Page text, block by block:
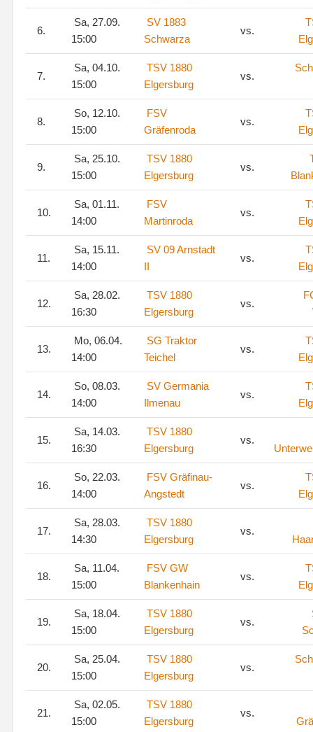
6.
Sa, 27.09.
15:00
SV 1883
Schwarza
vs.
7.
Sa, 04.10.
15:00
TSV 1880
Elgersburg
vs.
8.
So, 12.10.
15:00
FSV
Gräfenroda
vs.
9.
Sa, 25.10.
15:00
TSV 1880
Elgersburg
vs.
10.
Sa, 01.11.
14:00
FSV
Martinroda
vs.
11.
Sa, 15.11.
14:00
SV 09 Arnstadt
II
vs.
12.
Sa, 28.02.
16:30
TSV 1880
Elgersburg
vs.
13.
Mo, 06.04.
14:00
SG Traktor
Teichel
vs.
14.
So, 08.03.
14:00
SV Germania
Ilmenau
vs.
15.
Sa, 14.03.
16:30
TSV 1880
Elgersburg
vs.
16.
So, 22.03.
14:00
FSV Gräfinau-
Angstedt
vs.
17.
Sa, 28.03.
14:30
TSV 1880
Elgersburg
vs.
18.
Sa, 11.04.
15:00
FSV GW
Blankenhain
vs.
19.
Sa, 18.04.
15:00
TSV 1880
Elgersburg
vs.
20.
Sa, 25.04.
15:00
TSV 1880
Elgersburg
vs.
21.
Sa, 02.05.
15:00
TSV 1880
Elgersburg
vs.